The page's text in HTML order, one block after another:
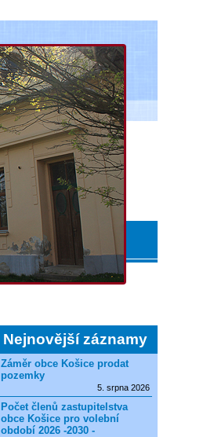
Nejnovější záznamy
Záměr obce Košice prodat
pozemky
5. srpna 2026
Počet členů zastupitelstva
obce Košice pro volební
období 2026 -2030 -